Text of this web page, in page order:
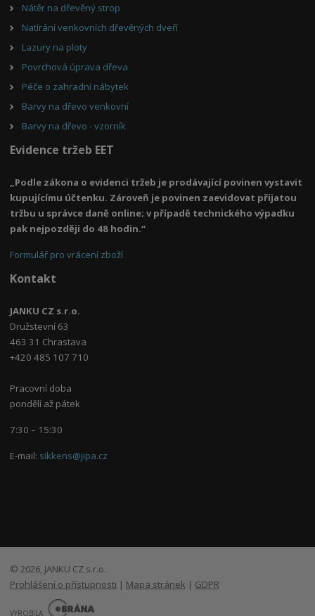
Nátěr na dřevěný strop
Natírání venkovních dřevěných dveří
Lazury na ploty
Povrchová úprava dřeva
Péče o zahradní nábytek
Barvy na dřevo venkovní
Barvy na dřevo - vzorník
Evidence tržeb EET
„Podle zákona o evidenci tržeb je prodávající povinen vystavit
kupujícímu účtenku. Zároveň je povinen zaevidovat přijatou
tržbu u správce daně online; v případě technického výpadku
pak nejpozději do 48 hodin.“
Formulář pro vrácení zboží
Kontakt
JANKU CZ s.r.o.
Družstevní 63
463 31 Chrastava
+420 485 107 710
Pracovní doba
pondělí až pátek
7:30 – 15:30
E-mail: sikkens@jipa.cz
© 2026, JANKU CZ s.r.o.
Prohlášení o přístupnosti | Mapa stránek | GDPR
VYROBILA